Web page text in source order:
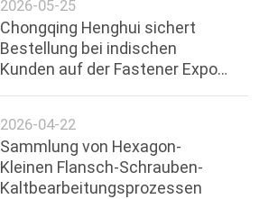
2026-05-25
Chongqing Henghui sichert
Bestellung bei indischen
Kunden auf der Fastener Expo
2026-04-22
Sammlung von Hexagon-
Kleinen Flansch-Schrauben-
Kaltbearbeitungsprozessen